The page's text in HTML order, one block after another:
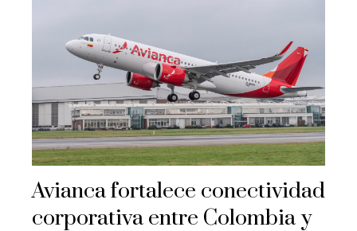
Avianca fortalece conectividad
corporativa entre Colombia y